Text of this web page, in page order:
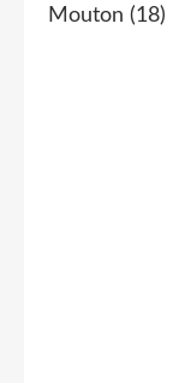
Mouton (18)